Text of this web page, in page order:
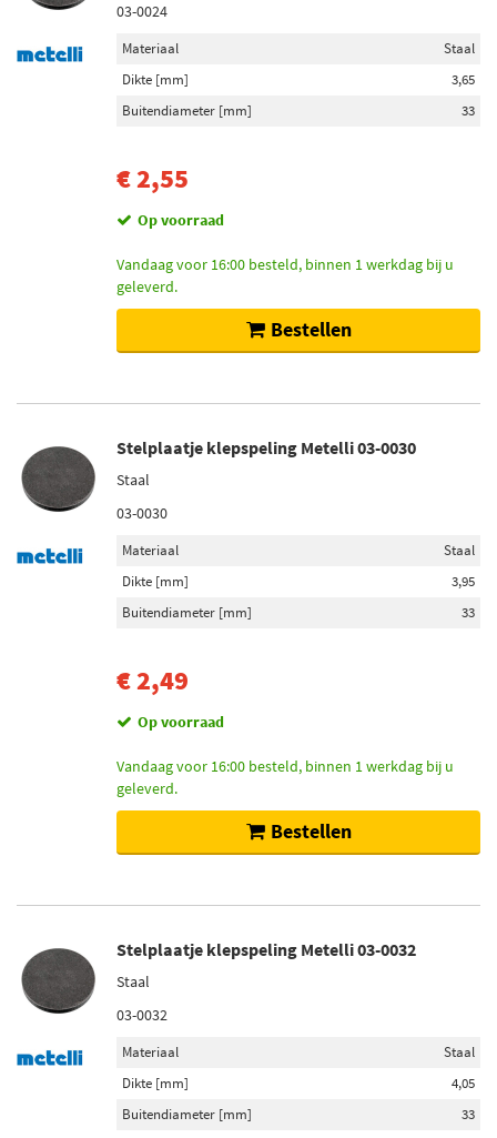
03-0024
Materiaal
Staal
Dikte [mm]
3,65
Buitendiameter [mm]
33
€ 2,55
Op voorraad
Vandaag voor 16:00 besteld, binnen 1 werkdag bij u
geleverd.
Bestellen
Stelplaatje klepspeling Metelli 03-0030
Staal
03-0030
Materiaal
Staal
Dikte [mm]
3,95
Buitendiameter [mm]
33
€ 2,49
Op voorraad
Vandaag voor 16:00 besteld, binnen 1 werkdag bij u
geleverd.
Bestellen
Stelplaatje klepspeling Metelli 03-0032
Staal
03-0032
Materiaal
Staal
Dikte [mm]
4,05
Buitendiameter [mm]
33